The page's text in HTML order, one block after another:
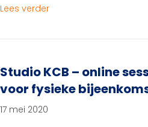
Lees verderabout Fietsendrager
Studio KCB – online
voor fysieke
17 mei 2020